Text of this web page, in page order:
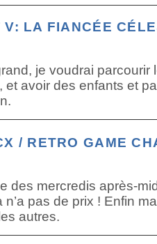
V: LA FIANCÉE
je voudrai parcourir
et avoir des enfants et
/ RETRO GAME
des mercredis après-
pas de prix ! Enfin
autres.